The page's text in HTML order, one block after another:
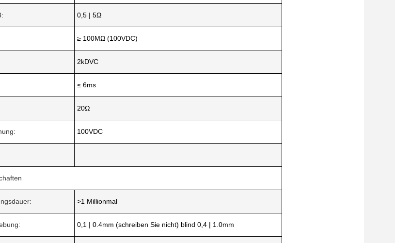
0,5 | 5Ω
≥ 100MΩ (100VDC)
2kDVC
≤ 6ms
20Ω
100VDC
>1 Millionmal
0,1 | 0.4mm (schreiben Sie nicht) blind 0,4 | 1.0mm